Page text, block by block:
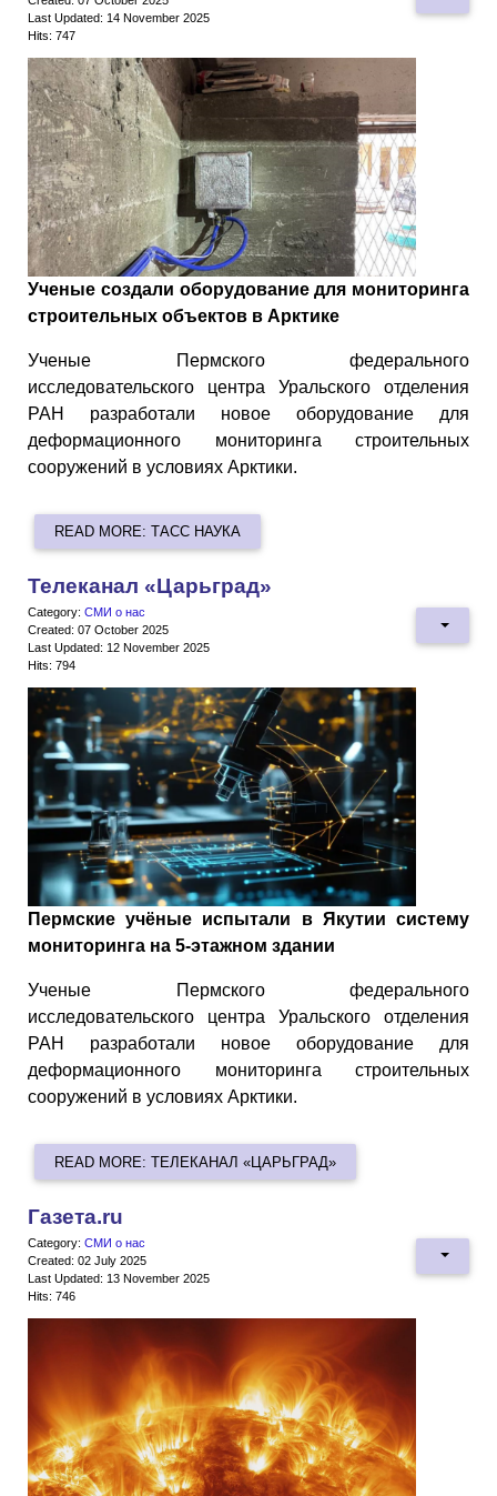
Last Updated: 14 November 2025
Hits: 747
Ученые создали оборудование для мониторинга
строительных объектов в Арктике
Ученые Пермского федерального
исследовательского центра Уральского отделения
РАН разработали новое оборудование для
деформационного мониторинга строительных
сооружений в условиях Арктики.
READ MORE: ТАСС НАУКА
Телеканал «Царьград»
Category: СМИ о нас
Created: 07 October 2025
Last Updated: 12 November 2025
Hits: 794
Пермские учёные испытали в Якутии систему
мониторинга на 5-этажном здании
Ученые Пермского федерального
исследовательского центра Уральского отделения
РАН разработали новое оборудование для
деформационного мониторинга строительных
сооружений в условиях Арктики.
READ MORE: ТЕЛЕКАНАЛ «ЦАРЬГРАД»
Газета.ru
Category: СМИ о нас
Created: 02 July 2025
Last Updated: 13 November 2025
Hits: 746